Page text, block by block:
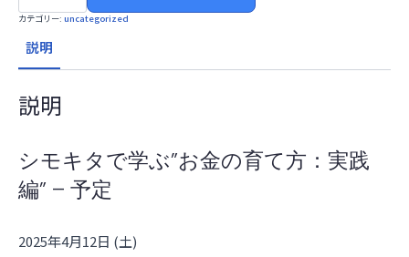
月
12
日
（土）
シ
キ
タ
ぶ"お
金
の
育
て
実
践
カテゴリー: uncategorized
説明
説明
シモキタで学ぶ”お金の育て方：実践
編” – 予定
2025年4月12日 (土)